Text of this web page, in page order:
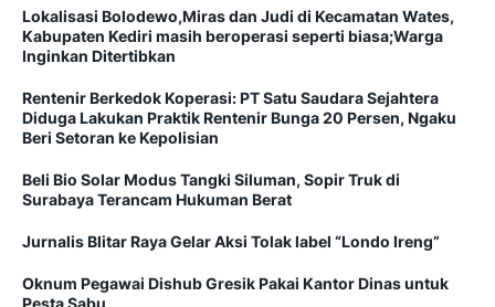
Lokalisasi Bolodewo,Miras dan Judi di Kecamatan Wates,
Kabupaten Kediri masih beroperasi seperti biasa;Warga
Inginkan Ditertibkan
Rentenir Berkedok Koperasi: PT Satu Saudara Sejahtera
Diduga Lakukan Praktik Rentenir Bunga 20 Persen, Ngaku
Beri Setoran ke Kepolisian
Beli Bio Solar Modus Tangki Siluman, Sopir Truk di
Surabaya Terancam Hukuman Berat
Jurnalis Blitar Raya Gelar Aksi Tolak label “Londo Ireng”
Oknum Pegawai Dishub Gresik Pakai Kantor Dinas untuk
Pesta Sabu